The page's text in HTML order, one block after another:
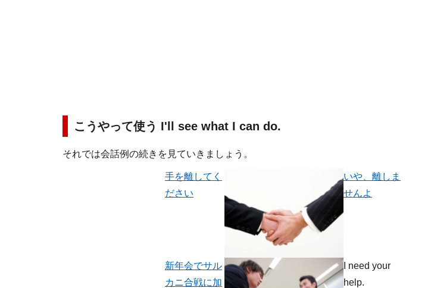
こうやって使う I'll see what I can do.
それでは会話例の続きを見ていきましょう。
手を離してく
ださい
いや、離しま
せんよ
新年会でサル
カニ合戦に加
I need your
help.